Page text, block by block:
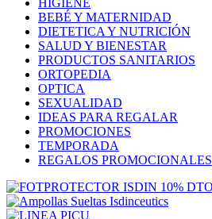
HIGIENE
BEBÉ Y MATERNIDAD
DIETETICA Y NUTRICIÓN
SALUD Y BIENESTAR
PRODUCTOS SANITARIOS
ORTOPEDIA
OPTICA
SEXUALIDAD
IDEAS PARA REGALAR
PROMOCIONES
TEMPORADA
REGALOS PROMOCIONALES